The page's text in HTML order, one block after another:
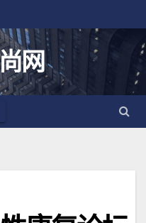
网